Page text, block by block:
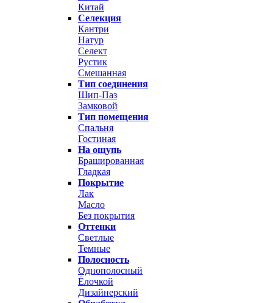
Китай
Селекция
Кантри
Натур
Селект
Рустик
Смешанная
Тип соединения
Шип-Паз
Замковой
Тип помещения
Спальня
Гостиная
На ощупь
Брашированная
Гладкая
Покрытие
Лак
Масло
Без покрытия
Оттенки
Светлые
Темные
Полосность
Однополосный
Ёлочкой
Дизайнерский